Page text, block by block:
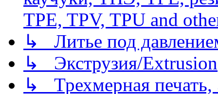
TPE, TPV, TPU and
↳ Литье под
↳ Экструзия/Extrusion
↳ Трехмерная